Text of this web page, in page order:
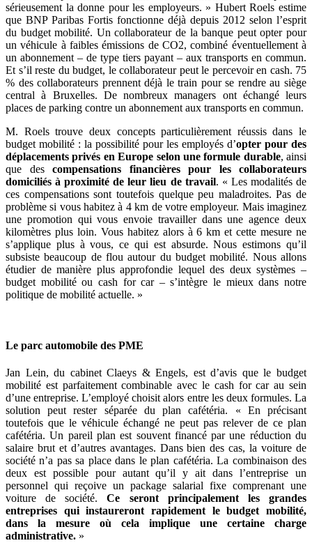
sérieusement la donne pour les employeurs. » Hubert Roels estime
que BNP Paribas Fortis fonctionne déjà depuis 2012 selon l’esprit
du budget mobilité. Un collaborateur de la banque peut opter pour
un véhicule à faibles émissions de CO2, combiné éventuellement à
un abonnement – de type tiers payant – aux transports en commun.
Et s’il reste du budget, le collaborateur peut le percevoir en cash. 75
% des collaborateurs prennent déjà le train pour se rendre au siège
central à Bruxelles. De nombreux managers ont échangé leurs
places de parking contre un abonnement aux transports en commun.
M. Roels trouve deux concepts particulièrement réussis dans le
budget mobilité : la possibilité pour les employés d’opter pour des
déplacements privés en Europe selon une formule durable, ainsi
que des compensations financières pour les collaborateurs
domiciliés à proximité de leur lieu de travail. « Les modalités de
ces compensations sont toutefois quelque peu maladroites. Pas de
problème si vous habitez à 4 km de votre employeur. Mais imaginez
une promotion qui vous envoie travailler dans une agence deux
kilomètres plus loin. Vous habitez alors à 6 km et cette mesure ne
s’applique plus à vous, ce qui est absurde. Nous estimons qu’il
subsiste beaucoup de flou autour du budget mobilité. Nous allons
étudier de manière plus approfondie lequel des deux systèmes –
budget mobilité ou cash for car – s’intègre le mieux dans notre
politique de mobilité actuelle. »
Le parc automobile des PME
Jan Lein, du cabinet Claeys & Engels, est d’avis que le budget
mobilité est parfaitement combinable avec le cash for car au sein
d’une entreprise. L’employé choisit alors entre les deux formules. La
solution peut rester séparée du plan cafétéria. « En précisant
toutefois que le véhicule échangé ne peut pas relever de ce plan
cafétéria. Un pareil plan est souvent financé par une réduction du
salaire brut et d’autres avantages. Dans bien des cas, la voiture de
société n’a pas sa place dans le plan cafétéria. La combinaison des
deux est possible pour autant qu’il y ait dans l’entreprise un
personnel qui reçoive un package salarial fixe comprenant une
voiture de société.Ce seront principalement les grandes
entreprises qui instaureront rapidement le budget mobilité,
dans la mesure où cela implique une certaine charge
administrative. »